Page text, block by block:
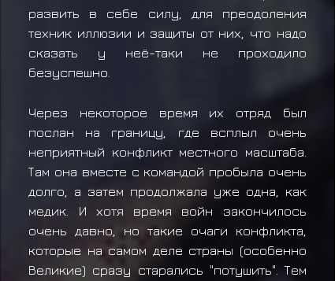
развить в себе силу, для преодоления
техник иллюзии и защиты от них, что надо
сказать у неё-таки не проходило
безуспешно.
Через некоторое время их отряд был
послан на границу, где всплыл очень
неприятный конфликт местного масштаба.
Там она вместе с командой пробыла очень
долго, а затем продолжала уже одна, как
медик. И хотя время войн закончилось
очень давно, но такие очаги конфликта,
которые на самом деле страны (особенно
Великие) сразу старались "потушить". Тем